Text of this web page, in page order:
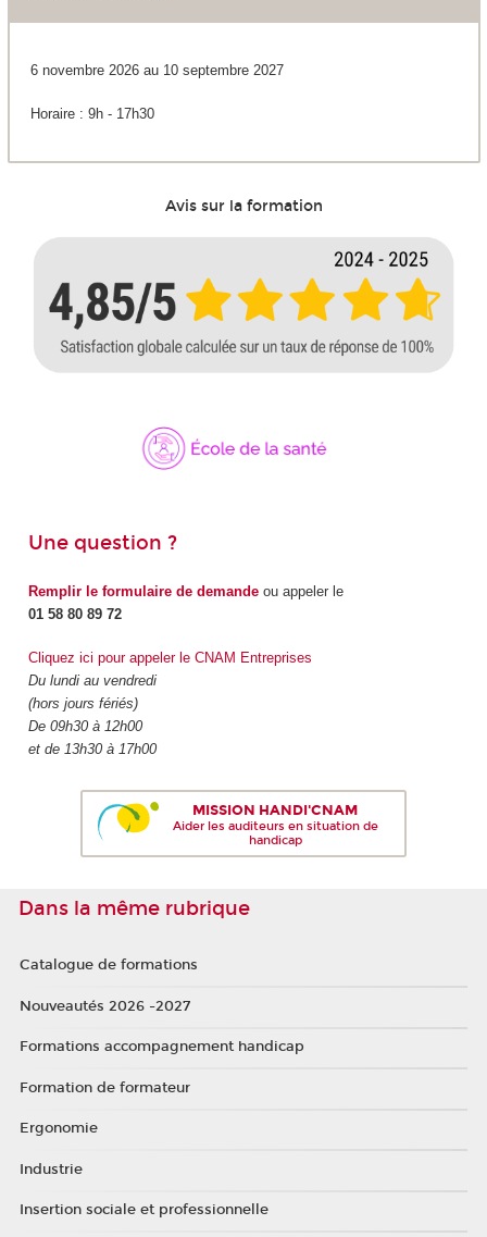
6 novembre 2026 au 10 septembre 2027
Horaire : 9h - 17h30
Avis sur la formation
Une question ?
Remplir le formulaire de demandeou appeler le
01 58 80 89 72
Cliquez ici pour appeler le CNAM Entreprises
Du lundi au vendredi
(hors jours fériés)
De 09h30 à 12h00
et de 13h30 à 17h00
MISSION HANDI'CNAM
Aider les auditeurs en situation de
handicap
Dans la même rubrique
Catalogue de formations
Nouveautés 2026 -2027
Formations accompagnement handicap
Formation de formateur
Ergonomie
Industrie
Insertion sociale et professionnelle